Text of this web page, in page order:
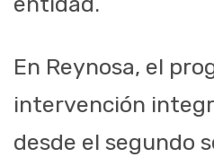
En Reynosa, el
intervención
desde el segundo